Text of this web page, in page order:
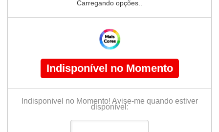
Carregando opções..
Indisponível no Momento
Indisponível no Momento! Avise-me quando estiver
disponível: